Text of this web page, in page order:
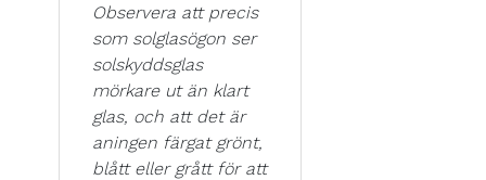
Observera att precis
som solglasögon ser
solskyddsglas
mörkare ut än klart
glas, och att det är
aningen färgat grönt,
blått eller grått för att